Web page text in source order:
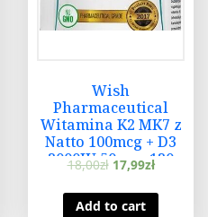
Wish
Pharmaceutical
Witamina K2 MK7 z
Natto 100mcg + D3
2000IU 50mcg 120
tabl.
18,00zł 17,99zł
Add to cart